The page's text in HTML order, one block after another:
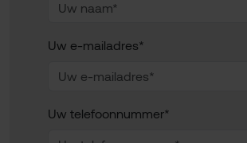
Uw e-mailadres*
Uw telefoonnummer*